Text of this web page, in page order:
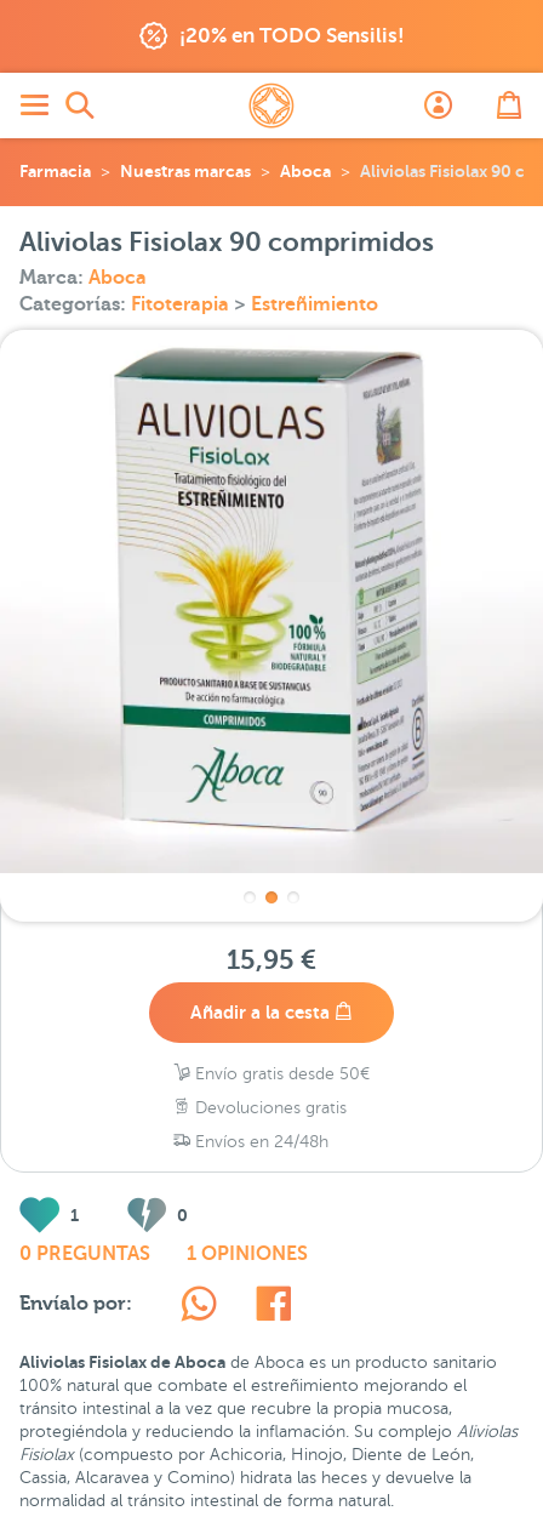
¡20% en TODO Sensilis!
Farmacia Nuestras marcas Aboca Aliviolas Fisiolax 90
Aliviolas Fisiolax 90 comprimidos
Marca: Aboca
Categorías: Fitoterapia > Estreñimiento
15,95 €
Añadir a la cesta
Envío gratis desde 50€
Devoluciones gratis
Envíos en 24/48h
1 0
0 PREGUNTAS 1 OPINIONES
Envíalo por:
Aliviolas Fisiolax de Aboca de Aboca es un producto sanitario
100% natural que combate el estreñimiento mejorando el
tránsito intestinal a la vez que recubre la propia mucosa,
protegiéndola y reduciendo la inflamación. Su complejo Aliviolas
Fisiolax(compuesto por Achicoria, Hinojo, Diente de León,
Cassia, Alcaravea y Comino) hidrata las heces y devuelve la
normalidad al tránsito intestinal de forma natural.